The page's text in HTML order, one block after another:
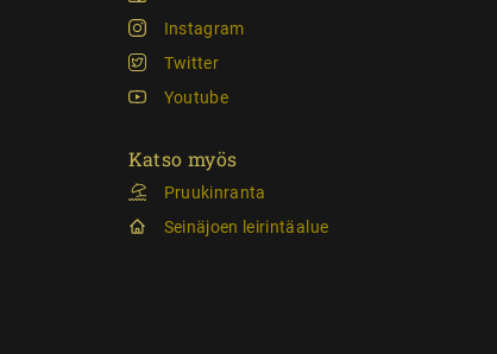
Instagram
Twitter
Youtube
Katso myös
Pruukinranta
Seinäjoen leirintäalue